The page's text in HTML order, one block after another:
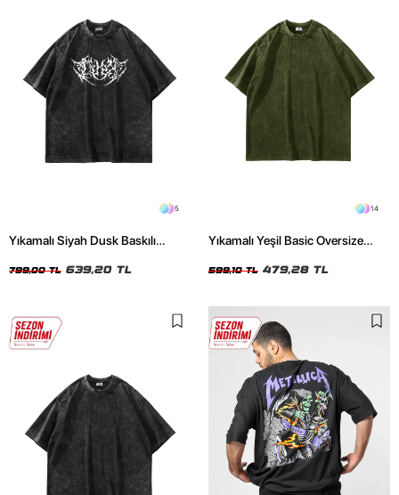
5
Yıkamalı Siyah Dusk Baskılı
799,00 TL 639,20 TL
14
Yıkamalı Yeşil Basic Oversize
599,10 TL 479,28 TL